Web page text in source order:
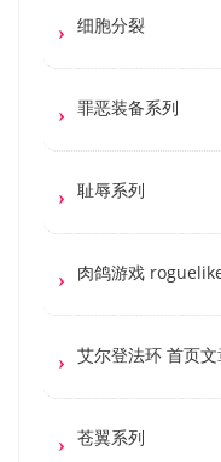
细胞分裂
罪恶装备系列
耻辱系列
肉鸽游戏
艾尔登法环 首页
苍翼系列